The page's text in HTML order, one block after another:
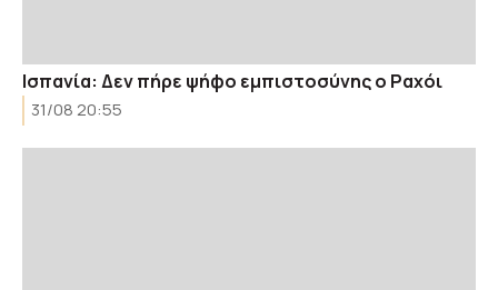
Ισπανία: Δεν πήρε ψήφο εμπιστοσύνης ο Ραχόι
31/08 20:55